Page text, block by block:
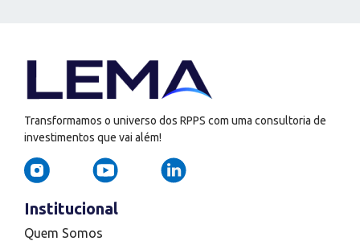
Transformamos o universo dos RPPS com uma consultoria de
investimentos que vai além!
Institucional
Quem Somos